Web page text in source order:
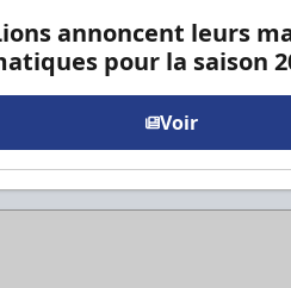
annoncent leurs
pour la saison
Voir